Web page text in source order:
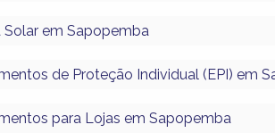
Solar em Sapopemba
de Proteção Individual (EPI) em
para Lojas em Sapopemba